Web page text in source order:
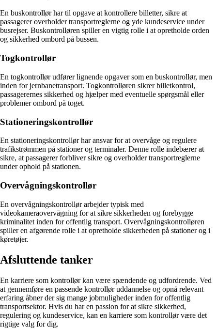
En buskontrollør har til opgave at kontrollere billetter, sikre at
passagerer overholder transportreglerne og yde kundeservice under
busrejser. Buskontrolløren spiller en vigtig rolle i at opretholde orden
og sikkerhed ombord på bussen.
Togkontrollør
En togkontrollør udfører lignende opgaver som en buskontrollør, men
inden for jernbanetransport. Togkontrolløren sikrer billetkontrol,
passagerernes sikkerhed og hjælper med eventuelle spørgsmål eller
problemer ombord på toget.
Stationeringskontrollør
En stationeringskontrollør har ansvar for at overvåge og regulere
trafikstrømmen på stationer og terminaler. Denne rolle indebærer at
sikre, at passagerer forbliver sikre og overholder transportreglerne
under ophold på stationen.
Overvågningskontrollør
En overvågningskontrollør arbejder typisk med
videokameraovervågning for at sikre sikkerheden og forebygge
kriminalitet inden for offentlig transport. Overvågningskontrolløren
spiller en afgørende rolle i at opretholde sikkerheden på stationer og i
køretøjer.
Afsluttende tanker
En karriere som kontrollør kan være spændende og udfordrende. Ved
at gennemføre en passende kontrollør uddannelse og opnå relevant
erfaring åbner der sig mange jobmuligheder inden for offentlig
transportsektor. Hvis du har en passion for at sikre sikkerhed,
regulering og kundeservice, kan en karriere som kontrollør være det
rigtige valg for dig.